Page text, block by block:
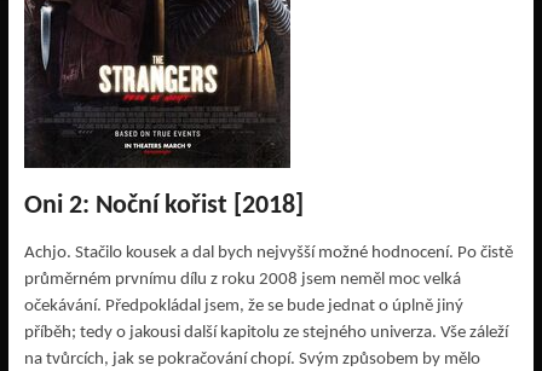
Oni 2: Noční kořist [2018]
Achjo. Stačilo kousek a dal bych nejvyšší možné hodnocení. Po čistě
průměrném prvnímu dílu z roku 2008 jsem neměl moc velká
očekávání. Předpokládal jsem, že se bude jednat o úplně jiný
příběh; tedy o jakousi další kapitolu ze stejného univerza. Vše záleží
na tvůrcích, jak se pokračování chopí. Svým způsobem by mělo